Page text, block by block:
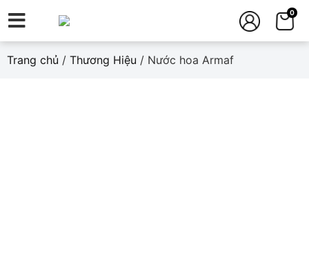
0
Trang chủ / Thương Hiệu / Nước hoa Armaf